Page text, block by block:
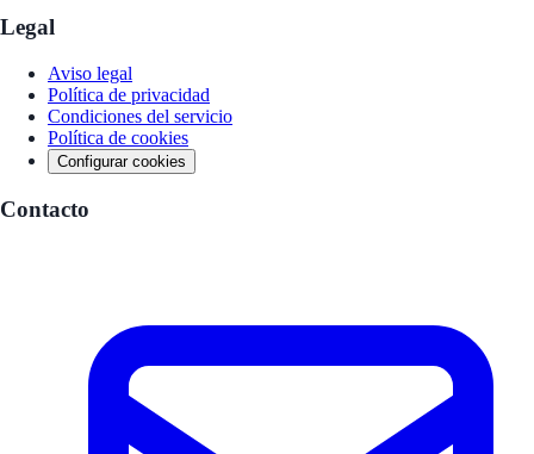
Legal
Aviso legal
Política de privacidad
Condiciones del servicio
Política de cookies
Configurar cookies
Contacto